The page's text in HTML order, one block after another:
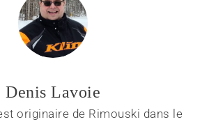
Denis Lavoie
originaire de Rimouski dans le